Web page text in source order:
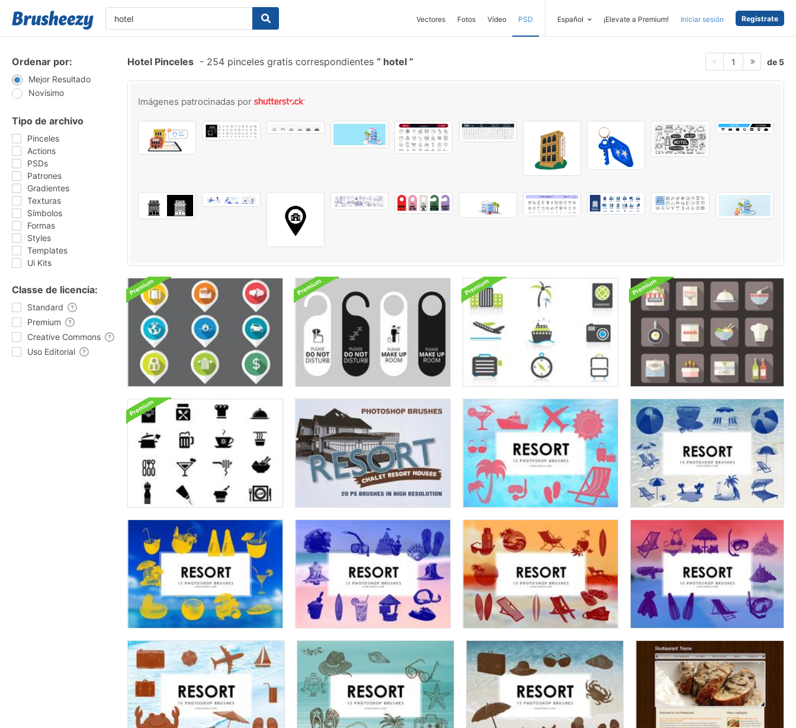
Vectores Fotos Vídeo PSD Español ¡Elevate a Premium! Iniciar sesión Regístrate
Ordenar por:
Mejor Resultado
Novísimo
Tipo de archivo
Pinceles
Actions
PSDs
Patrones
Gradientes
Texturas
Símbolos
Formas
Styles
Templates
Ui Kits
Classe de licencia:
Standard
Premium
Creative Commons
Uso Editorial
Hotel Pinceles - 254 pinceles gratis correspondientes hotel 1 de 5
Imágenes patrocinadas por